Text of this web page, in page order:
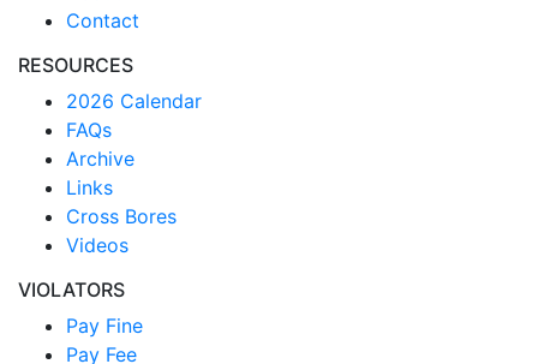
Contact
RESOURCES
2026 Calendar
FAQs
Archive
Links
Cross Bores
Videos
VIOLATORS
Pay Fine
Pay Fee